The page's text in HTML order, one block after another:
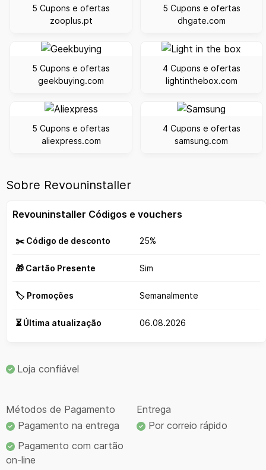
5 Cupons e ofertas
zooplus.pt
5 Cupons e ofertas
dhgate.com
5 Cupons e ofertas
geekbuying.com
4 Cupons e ofertas
lightinthebox.com
5 Cupons e ofertas
aliexpress.com
4 Cupons e ofertas
samsung.com
Sobre Revouninstaller
Revouninstaller Códigos e vouchers
✂️ Código de desconto 25%
🎁 Cartão Presente Sim
🏷️ Promoções Semanalmente
⏳ Última atualização 06.08.2026
Loja confiável
Métodos de Pagamento
Pagamento na entrega
Pagamento com cartão
on-line
Entrega
Por correio rápido